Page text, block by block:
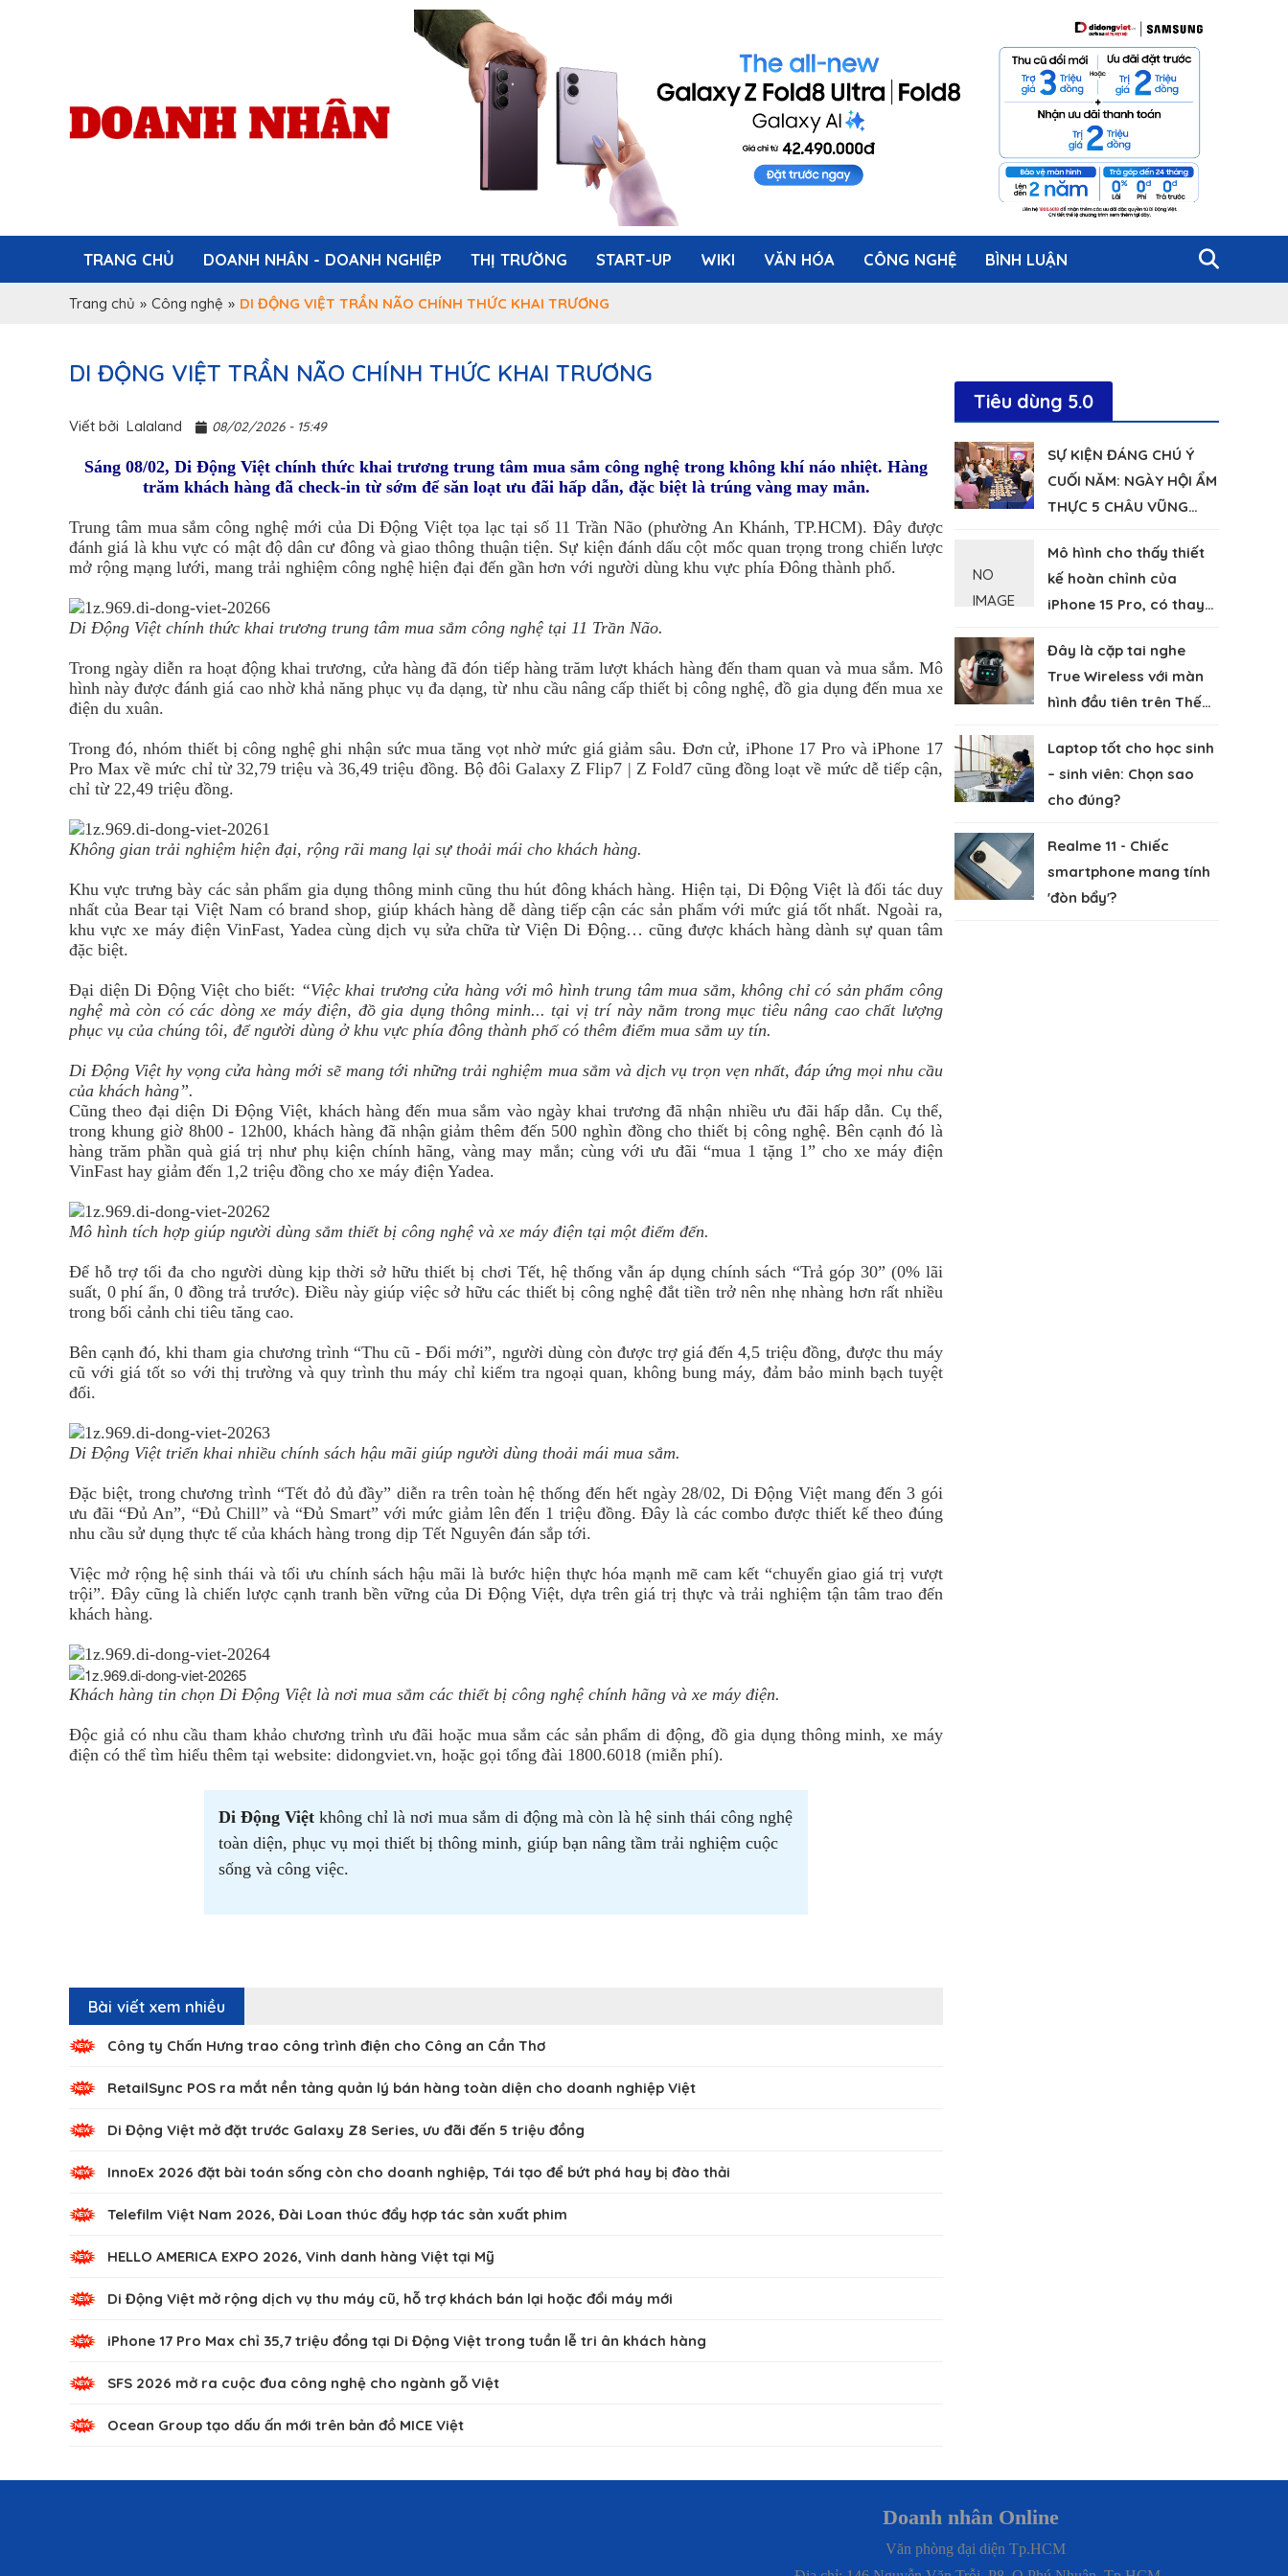
TRANG CHỦ DOANH NHÂN - DOANH NGHIỆP THỊ TRƯỜNG START-UP WIKI VĂN HÓA CÔNG NGHỆ BÌNH LUẬN
Trang chủ » Công nghệ » DI ĐỘNG VIỆT TRẦN NÃO CHÍNH THỨC KHAI TRƯƠNG
DI ĐỘNG VIỆT TRẦN NÃO CHÍNH THỨC KHAI TRƯƠNG
Viết bởi Lalaland 08/02/2026 - 15:49
Sáng 08/02, Di Động Việt chính thức khai trương trung tâm mua sắm công nghệ trong không khí náo nhiệt. Hàng
trăm khách hàng đã check-in từ sớm để săn loạt ưu đãi hấp dẫn, đặc biệt là trúng vàng may mắn.
Trung tâm mua sắm công nghệ mới của Di Động Việt tọa lạc tại số 11 Trần Não (phường An Khánh, TP.HCM). Đây được
đánh giá là khu vực có mật độ dân cư đông và giao thông thuận tiện. Sự kiện đánh dấu cột mốc quan trọng trong chiến lược
mở rộng mạng lưới, mang trải nghiệm công nghệ hiện đại đến gần hơn với người dùng khu vực phía Đông thành phố.
Di Động Việt chính thức khai trương trung tâm mua sắm công nghệ tại 11 Trần Não.
Trong ngày diễn ra hoạt động khai trương, cửa hàng đã đón tiếp hàng trăm lượt khách hàng đến tham quan và mua sắm. Mô
hình này được đánh giá cao nhờ khả năng phục vụ đa dạng, từ nhu cầu nâng cấp thiết bị công nghệ, đồ gia dụng đến mua xe
điện du xuân.
Trong đó, nhóm thiết bị công nghệ ghi nhận sức mua tăng vọt nhờ mức giá giảm sâu. Đơn cử, iPhone 17 Pro vàiPhone 17
Pro Max về mức chỉ từ 32,79 triệu và 36,49 triệu đồng. Bộ đôi Galaxy Z Flip7 | Z Fold7 cũng đồng loạt về mức dễ tiếp cận,
chỉ từ 22,49 triệu đồng.
Không gian trải nghiệm hiện đại, rộng rãi mang lại sự thoải mái cho khách hàng.
Khu vực trưng bày các sản phẩm gia dụng thông minh cũng thu hút đông khách hàng. Hiện tại, Di Động Việt là đối tác duy
nhất của Bear tại Việt Nam có brand shop, giúp khách hàng dễ dàng tiếp cận các sản phẩm với mức giá tốt nhất. Ngoài ra,
khu vực xe máy điện VinFast, Yadea cùng dịch vụ sửa chữa từ Viện Di Động… cũng được khách hàng dành sự quan tâm
đặc biệt.
Đại diện Di Động Việt cho biết: “Việc khai trương cửa hàng với mô hình trung tâm mua sắm, không chỉ có sản phẩm công
nghệ mà còn có các dòng xe máy điện, đồ gia dụng thông minh... tại vị trí này nằm trong mục tiêu nâng cao chất lượng
phục vụ của chúng tôi, để người dùng ở khu vực phía đông thành phố có thêm điểm mua sắm uy tín.
Di Động Việt hy vọng cửa hàng mới sẽ mang tới những trải nghiệm mua sắm và dịch vụ trọn vẹn nhất, đáp ứng mọi nhu cầu
của khách hàng”.
Cũng theo đại diện Di Động Việt, khách hàng đến mua sắm vào ngày khai trương đã nhận nhiều ưu đãi hấp dẫn. Cụ thể,
trong khung giờ 8h00 - 12h00, khách hàng đã nhận giảm thêm đến 500 nghìn đồng cho thiết bị công nghệ. Bên cạnh đó là
hàng trăm phần quà giá trị như phụ kiện chính hãng, vàng may mắn; cùng với ưu đãi “mua 1 tặng 1” cho xe máy điện
VinFast hay giảm đến 1,2 triệu đồng cho xe máy điện Yadea.
Mô hình tích hợp giúp người dùng sắm thiết bị công nghệ và xe máy điện tại một điểm đến.
Để hỗ trợ tối đa cho người dùng kịp thời sở hữu thiết bị chơi Tết, hệ thống vẫn áp dụng chính sách “Trả góp 30” (0% lãi
suất, 0 phí ẩn, 0 đồng trả trước). Điều này giúp việc sở hữu các thiết bị công nghệ đắt tiền trở nên nhẹ nhàng hơn rất nhiều
trong bối cảnh chi tiêu tăng cao.
Bên cạnh đó, khi tham gia chương trình “Thu cũ - Đổi mới”, người dùng còn được trợ giá đến 4,5 triệu đồng, được thu máy
cũ với giá tốt so với thị trường và quy trình thu máy chỉ kiểm tra ngoại quan, không bung máy, đảm bảo minh bạch tuyệt
đối.
Di Động Việt triển khai nhiều chính sách hậu mãi giúp người dùng thoải mái mua sắm.
Đặc biệt, trong chương trình “Tết đỏ đủ đầy” diễn ra trên toàn hệ thống đến hết ngày 28/02, Di Động Việt mang đến 3 gói
ưu đãi “Đủ An”, “Đủ Chill” và “Đủ Smart” với mức giảm lên đến 1 triệu đồng. Đây là các combo được thiết kế theo đúng
nhu cầu sử dụng thực tế của khách hàng trong dịp Tết Nguyên đán sắp tới.
Việc mở rộng hệ sinh thái và tối ưu chính sách hậu mãi là bước hiện thực hóa mạnh mẽ cam kết “chuyển giao giá trị vượt
trội”. Đây cũng là chiến lược cạnh tranh bền vững của Di Động Việt, dựa trên giá trị thực và trải nghiệm tận tâm trao đến
khách hàng.
Khách hàng tin chọn Di Động Việt là nơi mua sắm các thiết bị công nghệ chính hãng và xe máy điện.
Độc giả có nhu cầu tham khảo chương trình ưu đãi hoặc mua sắm các sản phẩm di động, đồ gia dụng thông minh, xe máy
điện có thể tìm hiểu thêm tại website: didongviet.vn, hoặc gọi tổng đài 1800.6018 (miễn phí).
Di Động Việt không chỉ là nơi mua sắm di động mà còn là hệ sinh thái công nghệ
toàn diện, phục vụ mọi thiết bị thông minh, giúp bạn nâng tầm trải nghiệm cuộc
sống và công việc.
Bài viết xem nhiều
Công ty Chấn Hưng trao công trình điện cho Công an Cần Thơ
RetailSync POS ra mắt nền tảng quản lý bán hàng toàn diện cho doanh nghiệp Việt
Di Động Việt mở đặt trước Galaxy Z8 Series, ưu đãi đến 5 triệu đồng
InnoEx 2026 đặt bài toán sống còn cho doanh nghiệp, Tái tạo để bứt phá hay bị đào thải
Telefilm Việt Nam 2026, Đài Loan thúc đẩy hợp tác sản xuất phim
HELLO AMERICA EXPO 2026, Vinh danh hàng Việt tại Mỹ
Di Động Việt mở rộng dịch vụ thu máy cũ, hỗ trợ khách bán lại hoặc đổi máy mới
iPhone 17 Pro Max chỉ 35,7 triệu đồng tại Di Động Việt trong tuần lễ tri ân khách hàng
SFS 2026 mở ra cuộc đua công nghệ cho ngành gỗ Việt
Ocean Group tạo dấu ấn mới trên bản đồ MICE Việt
Tiêu dùng 5.0
SỰ KIỆN ĐÁNG CHÚ Ý
CUỐI NĂM: NGÀY HỘI ẨM
THỰC 5 CHÂU VŨNG
NO
IMAGE
Mô hình cho thấy thiết
kế hoàn chỉnh của
iPhone 15 Pro, có thay
14
Đây là cặp tai nghe
True Wireless với màn
hình đầu tiên trên Thế
Laptop tốt cho học sinh
– sinh viên: Chọn sao
cho đúng?
Realme 11 - Chiếc
smartphone mang tính
'đòn bẩy'?
Doanh nhân Online
Văn phòng đại diện Tp.HCM